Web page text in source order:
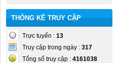
THỐNG KÊ TRUY CẬP
Trực tuyến : 13
Truy cập trong ngày : 317
Tổng số truy cập : 4161038